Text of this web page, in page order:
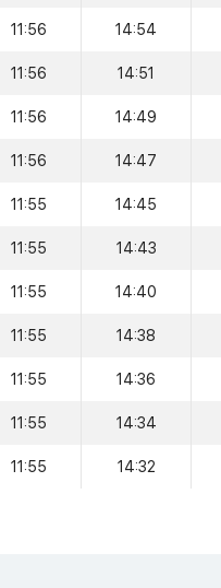
11:56 14:54
11:56 14:51
11:56 14:49
11:56 14:47
11:55 14:45
11:55 14:43
11:55 14:40
11:55 14:38
11:55 14:36
11:55 14:34
11:55 14:32